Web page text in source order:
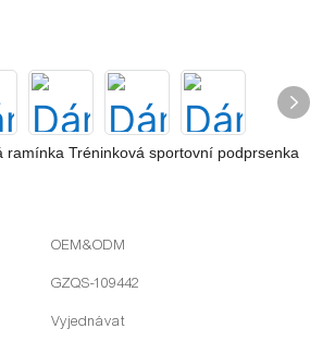
ramínka Tréninková sportovní podprsenka
OEM&ODM
GZQS-109442
Vyjednávat